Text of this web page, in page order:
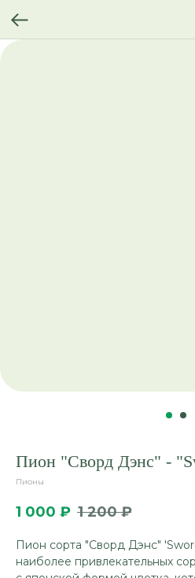
Пион "Сворд Дэнс" -
Пионы
1 000 ₽ 1 200 ₽
Пион сорта "Сворд Дэнс"
наиболее привлекательных